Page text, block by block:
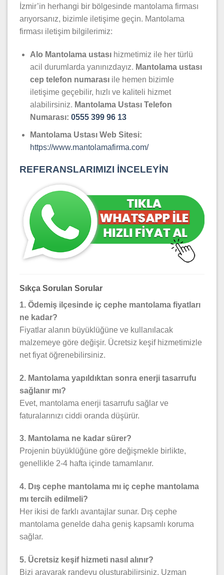
İzmir’in herhangi bir bölgesinde mantolama firması
arıyorsanız, bizimle iletişime geçin. Mantolama
firması iletişim bilgilerimiz:
Alo Mantolama ustasıhizmetimiz ile her türlü
acil durumlarda yanınızdayız. Mantolama ustası
cep telefon numarasıile hemen bizimle
iletişime geçebilir, hızlı ve kaliteli hizmet
alabilirsiniz. Mantolama Ustası Telefon
Numarası: 0555 399 96 13
Mantolama Ustası Web Sitesi:
https://www.mantolamafirma.com/
REFERANSLARIMIZI İNCELEYİN
Sıkça Sorulan Sorular
1. Ödemiş ilçesinde iç cephe mantolama fiyatları
ne kadar?
Fiyatlar alanın büyüklüğüne ve kullanılacak
malzemeye göre değişir. Ücretsiz keşif hizmetimizle
net fiyat öğrenebilirsiniz.
2. Mantolama yapıldıktan sonra enerji tasarrufu
sağlanır mı?
Evet, mantolama enerji tasarrufu sağlar ve
faturalarınızı ciddi oranda düşürür.
3. Mantolama ne kadar sürer?
Projenin büyüklüğüne göre değişmekle birlikte,
genellikle 2-4 hafta içinde tamamlanır.
4. Dış cephe mantolama mı iç cephe mantolama
mı tercih edilmeli?
Her ikisi de farklı avantajlar sunar. Dış cephe
mantolama genelde daha geniş kapsamlı koruma
sağlar.
5. Ücretsiz keşif hizmeti nasıl alınır?
Bizi arayarak randevu oluşturabilirsiniz. Uzman